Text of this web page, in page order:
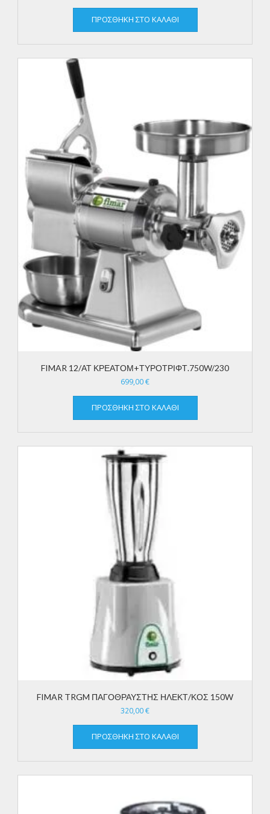
ΠΡΟΣΘΉΚΗ ΣΤΟ ΚΑΛΆΘΙ
FIMAR 12/ΑΤ ΚΡΕΑΤΟΜ+ΤΥΡΟΤΡΙΦΤ.750W/230
699,00€
ΠΡΟΣΘΉΚΗ ΣΤΟ ΚΑΛΆΘΙ
FIMAR TRGM ΠΑΓΟΘΡΑΥΣΤΗΣ ΗΛΕΚΤ/ΚΟΣ 150W
320,00€
ΠΡΟΣΘΉΚΗ ΣΤΟ ΚΑΛΆΘΙ